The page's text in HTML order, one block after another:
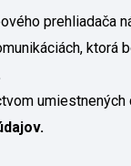
prehliadača
ktorá
umiestnených